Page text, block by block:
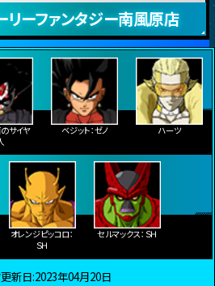
リーファンタジー南風原店
サイヤ
ベジット：ゼノ ハーツ
オレンジピッコロ：
ＳＨ
セルマックス：ＳＨ
更新日:2023年04月20日